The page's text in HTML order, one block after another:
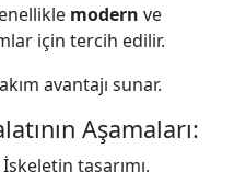
modern ve
için tercih edilir.
avantajı sunar.
Aşamaları:
İskeletin tasarımı,